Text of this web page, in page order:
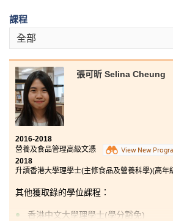
燈
片
課程
全部
張可昕 Selina Cheung
2016-2018
營養及食品管理高級文憑
View New
2018
升讀香港大學理學士(主修食品及營養科學)(高年
其他獲取錄的學位課程：
香港中文大學理學士(學分豁免)